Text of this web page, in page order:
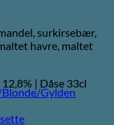
Gylden
surkirsebær,
havre, maltet
| Dåse 33cl